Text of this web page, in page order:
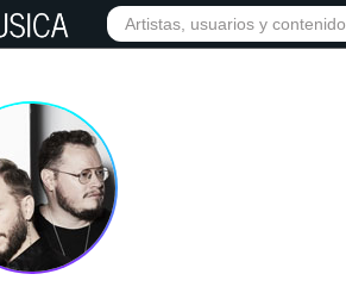
INICIO ARTISTAS RED